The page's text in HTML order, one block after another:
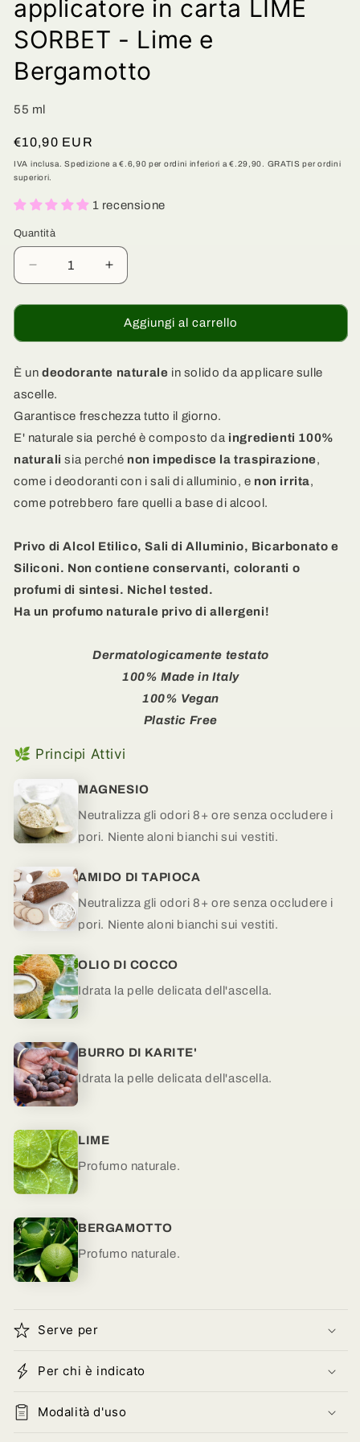
applicatore in carta LIME
SORBET - Lime e
Bergamotto
55 ml
Prezzo
di
listino
€10,90 EUR
IVA inclusa. Spedizione a €.6,90 per ordini inferiori a €.29,90. GRATIS per ordini
superiori.
1 recensione
Quantità
Quantità
Diminuisci
quantità
per
Solido
Bio
con
in
carta
LIME
SORBET
Lime
Bergamotto
Aumenta
quantità
per
Deodorante
Solido
Bio
in
carta
LIME
SORBET
Lime
Bergamotto
Aggiungi al carrello
È un deodorante naturale in solido da applicare sulle
ascelle.
Garantisce freschezza tutto il giorno.
E' naturale sia perché è composto da ingredienti 100%
naturalisia perché non impedisce la traspirazione,
come i deodoranti con i sali di alluminio, e non irrita,
come potrebbero fare quelli a base di alcool.
Privo di Alcol Etilico, Sali di Alluminio, Bicarbonato e
Siliconi. Non contiene conservanti, coloranti o
profumi di sintesi. Nichel tested.
Ha un profumo naturale privo di allergeni!
Dermatologicamente testato
100% Made in Italy
100% Vegan
Plastic Free
🌿 Principi Attivi
MAGNESIO
Neutralizza gli odori 8+ ore senza occludere i
pori. Niente aloni bianchi sui vestiti.
AMIDO DI TAPIOCA
Neutralizza gli odori 8+ ore senza occludere i
pori. Niente aloni bianchi sui vestiti.
OLIO DI COCCO
Idrata la pelle delicata dell'ascella.
BURRO DI KARITE'
Idrata la pelle delicata dell'ascella.
LIME
Profumo naturale.
BERGAMOTTO
Profumo naturale.
Serve per
Per chi è indicato
Modalità d'uso